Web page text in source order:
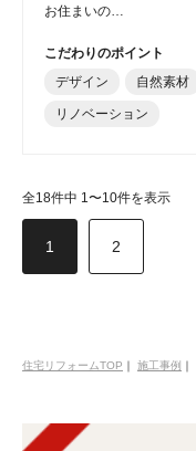
お住まいの…
こだわりのポイント
デザイン
自然素材
リノベーション
全18件中 1〜10件を表示
1 2
住宅リフォームTOP ｜ 施工事例 ｜